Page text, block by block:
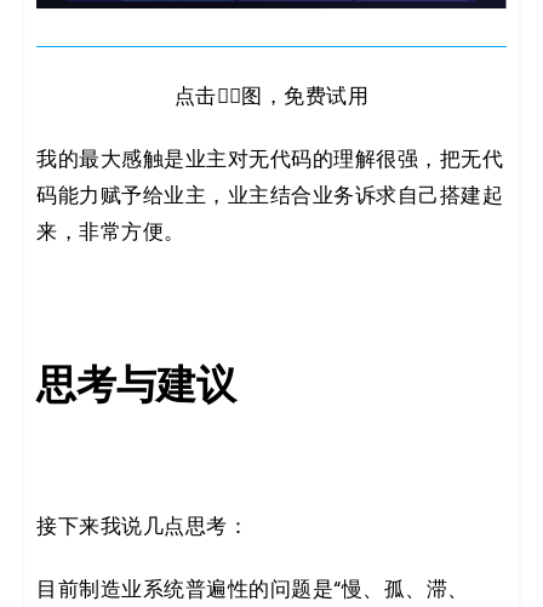
点击👆🏻图，免费试用
我的最大感触是业主对无代码的理解很强，把无代
码能力赋予给业主，业主结合业务诉求自己搭建起
来，非常方便。
思考与建议
接下来我说几点思考：
目前制造业系统普遍性的问题是“慢、孤、滞、